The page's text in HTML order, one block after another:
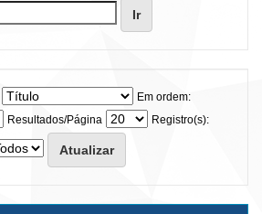
Em ordem:
Resultados/Página
Registro(s):